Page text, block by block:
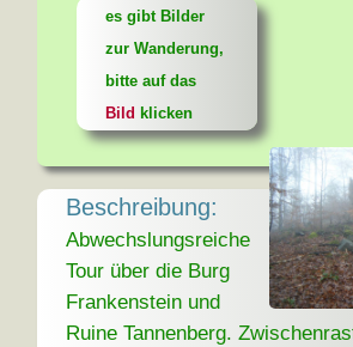
es gibt Bilder
zur Wanderung,
bitte auf das
Bild klicken
Beschreibung:
Abwechslungsreiche
Tour über die Burg
Frankenstein und
Ruine Tannenberg.